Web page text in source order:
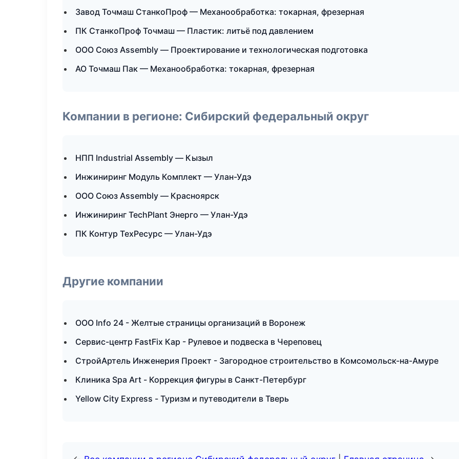
Завод Точмаш СтанкоПроф — Механообработка: токарная, фрезерная
ПК СтанкоПроф Точмаш — Пластик: литьё под давлением
ООО Союз Assembly — Проектирование и технологическая подготовка
АО Точмаш Пак — Механообработка: токарная, фрезерная
Компании в регионе: Сибирский федеральный округ
НПП Industrial Assembly — Кызыл
Инжиниринг Модуль Комплект — Улан-Удэ
ООО Союз Assembly — Красноярск
Инжиниринг TechPlant Энерго — Улан-Удэ
ПК Контур ТехРесурс — Улан-Удэ
Другие компании
ООО Info 24 - Желтые страницы организаций в Воронеж
Сервис-центр FastFix Кар - Рулевое и подвеска в Череповец
СтройАртель Инженерия Проект - Загородное строительство в Комсомольск-на-Амуре
Клиника Spa Art - Коррекция фигуры в Санкт-Петербург
Yellow City Express - Туризм и путеводители в Тверь